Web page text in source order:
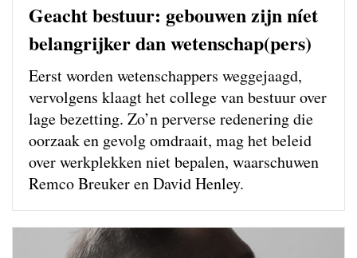
Geacht bestuur: gebouwen zijn níet
belangrijker dan wetenschap(pers)
Eerst worden wetenschappers weg­gejaagd,
vervolgens klaagt het college van bestuur over
lage bezetting. Zo’n perverse redenering die
oorzaak en gevolg omdraait, mag het beleid
over werkplekken niet bepalen, waarschuwen
Remco Breuker en David Henley.